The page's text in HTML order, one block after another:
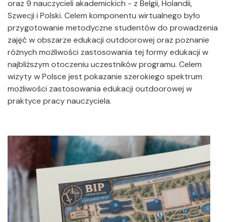
oraz 9 nauczycieli akademickich - z Belgii, Holandii,
Szwecji i Polski. Celem komponentu wirtualnego było
przygotowanie metodyczne studentów do prowadzenia
zajęć w obszarze edukacji outdoorowej oraz poznanie
różnych możliwości zastosowania tej formy edukacji w
najbliższym otoczeniu uczestników programu. Celem
wizyty w Polsce jest pokazanie szerokiego spektrum
możliwości zastosowania edukacji outdoorowej w
praktyce pracy nauczyciela.